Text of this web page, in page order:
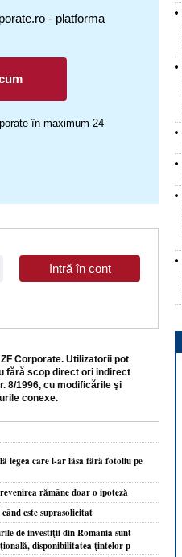
- platforma
în maximum 24
Corporate. Utilizatorii pot
fără scop direct ori indirect
8/1996, cu modificările şi
conexe.
legea care l-ar lăsa fără fotoliu pe
rămâne doar o ipoteză
este suprasolicitat
de investiţii din România sunt
disponibilitatea ţintelor p